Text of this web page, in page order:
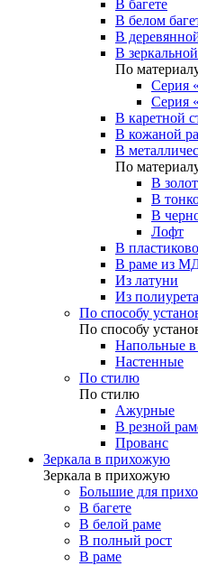
В багете
В белом
В
В
По
Серия
Серия
В каретной
В кожаной
В
По
В
В
В
Лофт
В
В раме из
Из латуни
Из
По способу
По способу
Напольные в
Настенные
По стилю
По стилю
Ажурные
В резной
Прованс
Зеркала в прихожую
Зеркала в прихожую
Большие для
В багете
В белой раме
В полный рост
В раме